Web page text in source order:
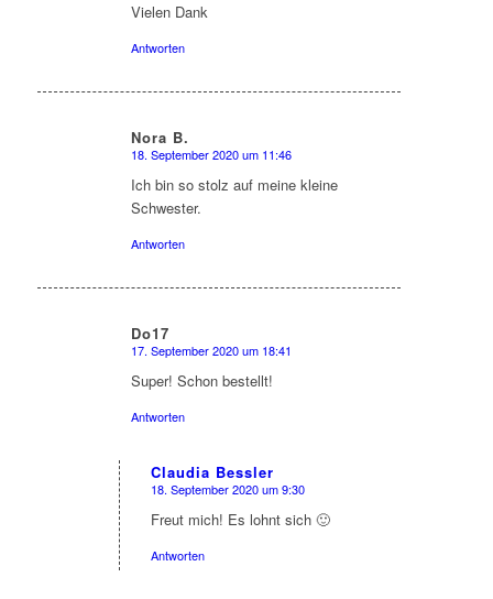
Vielen Dank
Antworten
Nora B.
sagte:
18. September 2020 um 11:46
Ich bin so stolz auf meine kleine
Schwester.
Antworten
Do17
sagte:
17. September 2020 um 18:41
Super! Schon bestellt!
Antworten
Claudia Bessler
sagte:
18. September 2020 um 9:30
Freut mich! Es lohnt sich 🙂
Antworten